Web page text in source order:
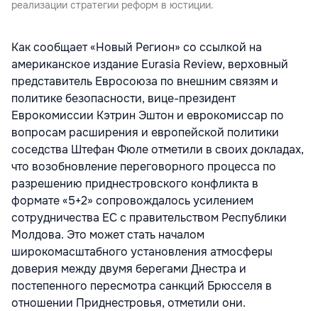
реализации стратегии реформ в юстиции.
Как сообщает «Новый Регион» со ссылкой на
американское издание Eurasia Review, верховный
представитель Евросоюза по внешним связям и
политике безопасности, вице-президент
Еврокомиссии Кэтрин Эштон и еврокомиссар по
вопросам расширения и европейской политики
соседства Штефан Фюле отметили в своих докладах,
что возобновление переговорного процесса по
разрешению приднестровского конфликта в
формате «5+2» сопровождалось усилением
сотрудничества ЕС с правительством Республики
Молдова. Это может стать началом
широкомасштабного установления атмосферы
доверия между двумя берегами Днестра и
постепенного пересмотра санкций Брюсселя в
отношении Приднестровья, отметили они.